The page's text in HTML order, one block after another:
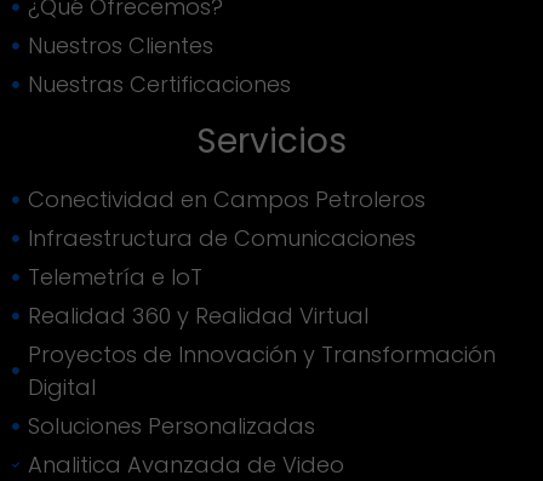
¿Qué Ofrecemos?
Nuestros Clientes
Nuestras Certificaciones
Servicios
Conectividad en Campos Petroleros
Infraestructura de Comunicaciones
Telemetría e IoT
Realidad 360 y Realidad Virtual
Proyectos de Innovación y Transformación
Digital
Soluciones Personalizadas
Analitica Avanzada de Video